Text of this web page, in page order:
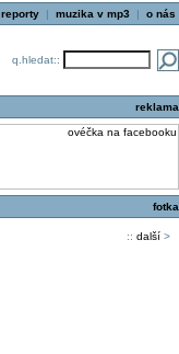
reporty| muzika v mp3 | o nás
q.hledat::
reklama
fotka
:: další>